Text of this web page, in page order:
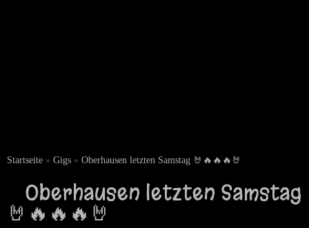
Startseite » Gigs » Oberhausen letzten Samstag 🤘🔥🔥🔥🤘
Oberhausen letzten Samstag
🤘🔥🔥🔥🤘